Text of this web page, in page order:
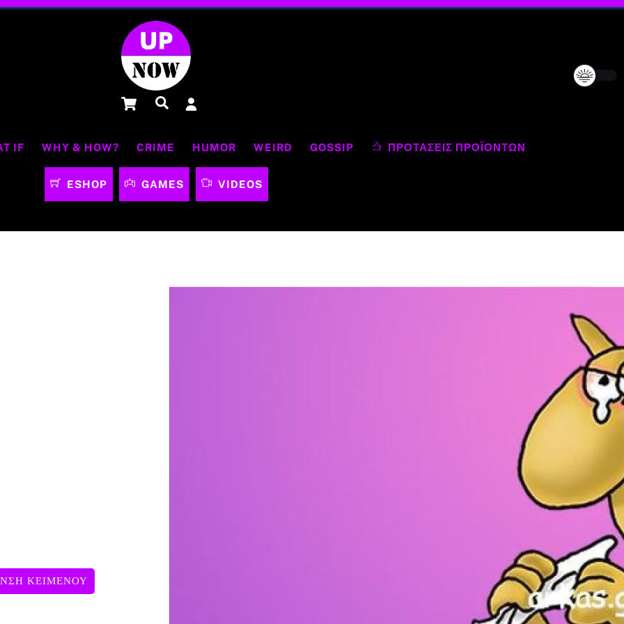
Cart Αναζήτηση
IF WHY & HOW? CRIME HUMOR WEIRD GOSSIP ΠΡΟΤΆΣΕΙΣ ΠΡΟΪΌΝΤΩΝ
ESHOP GAMES VIDEOS
ΚΕΙΜΕΝΟΥ